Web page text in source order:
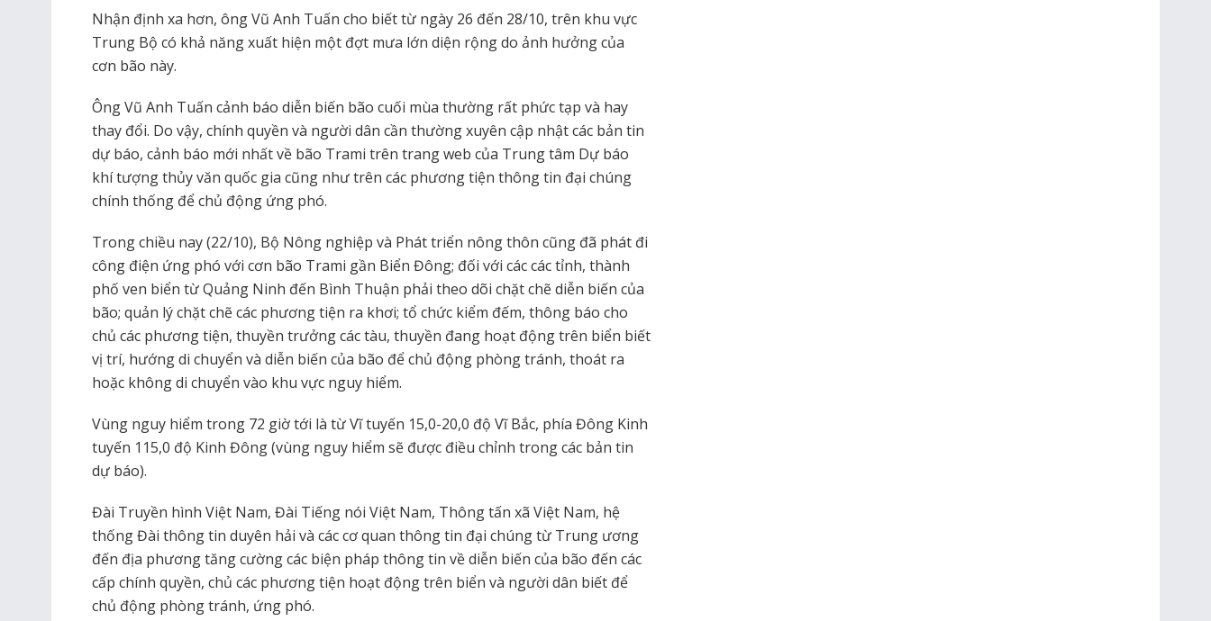
Nhận định xa hơn, ông Vũ Anh Tuấn cho biết từ ngày 26 đến 28/10, trên khu vực
Trung Bộ có khả năng xuất hiện một đợt mưa lớn diện rộng do ảnh hưởng của
cơn bão này.
Ông Vũ Anh Tuấn cảnh báo diễn biến bão cuối mùa thường rất phức tạp và hay
thay đổi. Do vậy, chính quyền và người dân cần thường xuyên cập nhật các bản tin
dự báo, cảnh báo mới nhất về bão Trami trên trang web của Trung tâm Dự báo
khí tượng thủy văn quốc gia cũng như trên các phương tiện thông tin đại chúng
chính thống để chủ động ứng phó.
Trong chiều nay (22/10), Bộ Nông nghiệp và Phát triển nông thôn cũng đã phát đi
công điện ứng phó với cơn bão Trami gần Biển Đông; đối với các các tỉnh, thành
phố ven biển từ Quảng Ninh đến Bình Thuận phải theo dõi chặt chẽ diễn biến của
bão; quản lý chặt chẽ các phương tiện ra khơi; tổ chức kiểm đếm, thông báo cho
chủ các phương tiện, thuyền trưởng các tàu, thuyền đang hoạt động trên biển biết
vị trí, hướng di chuyển và diễn biến của bão để chủ động phòng tránh, thoát ra
hoặc không di chuyển vào khu vực nguy hiểm.
Vùng nguy hiểm trong 72 giờ tới là từ Vĩ tuyến 15,0-20,0 độ Vĩ Bắc, phía Đông Kinh
tuyến 115,0 độ Kinh Đông (vùng nguy hiểm sẽ được điều chỉnh trong các bản tin
dự báo).
Đài Truyền hình Việt Nam, Đài Tiếng nói Việt Nam, Thông tấn xã Việt Nam, hệ
thống Đài thông tin duyên hải và các cơ quan thông tin đại chúng từ Trung ương
đến địa phương tăng cường các biện pháp thông tin về diễn biến của bão đến các
cấp chính quyền, chủ các phương tiện hoạt động trên biển và người dân biết để
chủ động phòng tránh, ứng phó.